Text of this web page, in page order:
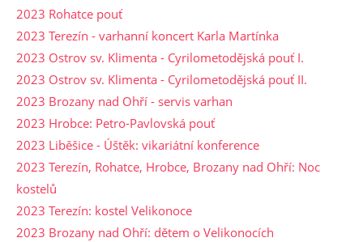
2023 Rohatce pouť
2023 Terezín - varhanní koncert Karla Martínka
2023 Ostrov sv. Klimenta - Cyrilometodějská pouť I.
2023 Ostrov sv. Klimenta - Cyrilometodějská pouť II.
2023 Brozany nad Ohří - servis varhan
2023 Hrobce: Petro-Pavlovská pouť
2023 Liběšice - Úštěk: vikariátní konference
2023 Terezín, Rohatce, Hrobce, Brozany nad Ohří: Noc
kostelů
2023 Terezín: kostel Velikonoce
2023 Brozany nad Ohří: dětem o Velikonocích